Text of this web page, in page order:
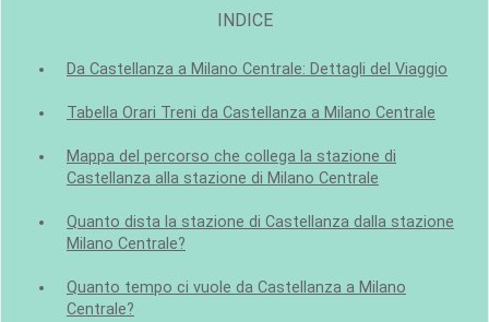
INDICE
Da Castellanza a Milano Centrale: Dettagli del Viaggio
Tabella Orari Treni da Castellanza a Milano Centrale
Mappa del percorso che collega la stazione di
Castellanza alla stazione di Milano Centrale
Quanto dista la stazione di Castellanza dalla stazione
Milano Centrale?
Quanto tempo ci vuole da Castellanza a Milano
Centrale?